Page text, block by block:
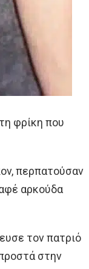
φρίκη που
περπατούσαν
αρκούδα
τον πατριό
στην